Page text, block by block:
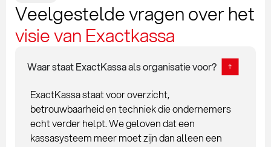
Veelgestelde vragen over het
visie van Exactkassa
Waar staat ExactKassa als organisatie voor?
ExactKassa staat voor overzicht,
betrouwbaarheid en techniek die ondernemers
echt verder helpt. We geloven dat een
kassasysteem meer moet zijn dan alleen een